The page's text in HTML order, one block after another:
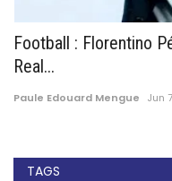
Football : Florentino
Real...
Paule Edouard Mengue Jun
TAGS